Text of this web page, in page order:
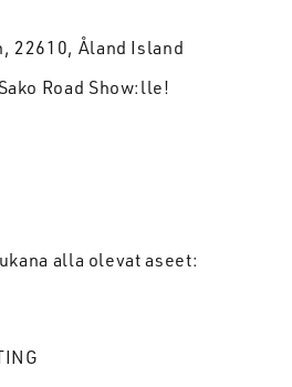
22610, Åland Island
Road Show:lle!
alla olevat aseet: